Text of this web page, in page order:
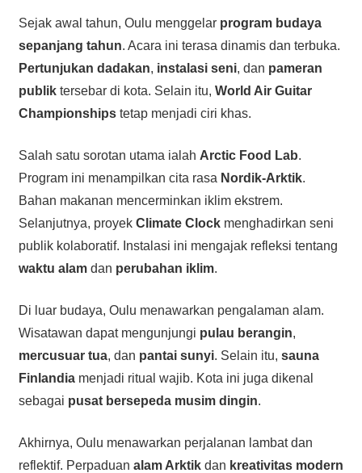
Sejak awal tahun, Oulu menggelar program budaya
sepanjang tahun. Acara ini terasa dinamis dan terbuka.
Pertunjukan dadakan, instalasi seni, dan pameran
publiktersebar di kota. Selain itu, World Air Guitar
Championshipstetap menjadi ciri khas.
Salah satu sorotan utama ialah Arctic Food Lab.
Program ini menampilkan cita rasa Nordik-Arktik.
Bahan makanan mencerminkan iklim ekstrem.
Selanjutnya, proyek Climate Clockmenghadirkan seni
publik kolaboratif. Instalasi ini mengajak refleksi tentang
waktu alamdan perubahan iklim.
Di luar budaya, Oulu menawarkan pengalaman alam.
Wisatawan dapat mengunjungi pulau berangin,
mercusuar tua, dan pantai sunyi. Selain itu, sauna
Finlandiamenjadi ritual wajib. Kota ini juga dikenal
sebagai pusat bersepeda musim dingin.
Akhirnya, Oulu menawarkan perjalanan lambat dan
reflektif. Perpaduan alam Arktikdan kreativitas modern